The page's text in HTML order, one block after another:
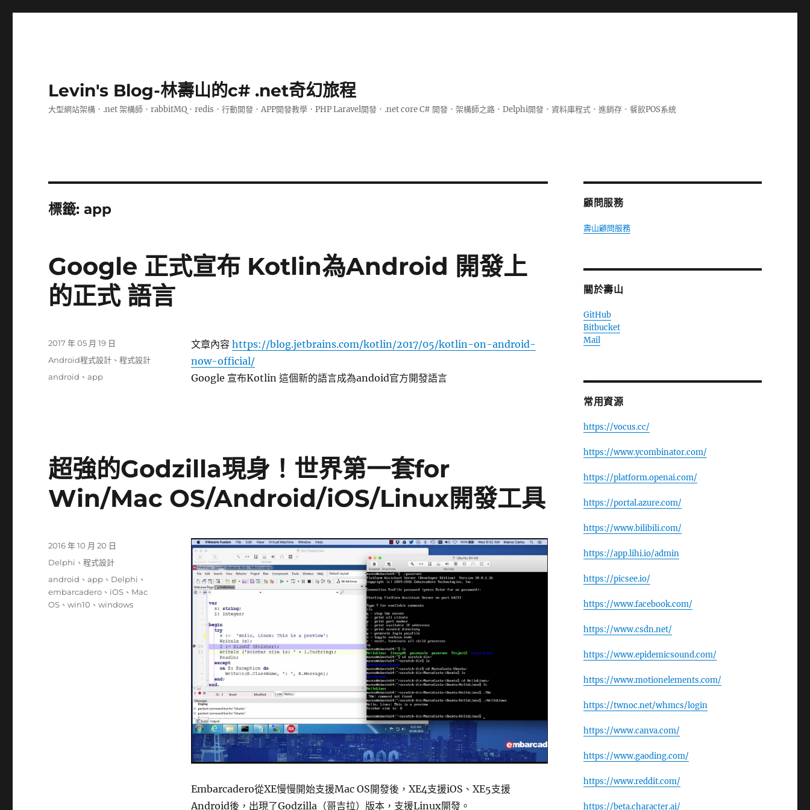
Levin's Blog-林壽山的c# .net奇幻旅程
大型網站架構．.net 架構師．rabbitMQ．redis．行動開發．APP開發教學．PHP Laravel開發．.net core C# 開發．架構師之路．Delphi開發．資料庫程式．進銷存．餐飲POS系統
標籤:app
Google 正式宣布 Kotlin為Android 開發上
的正式 語言
文章內容 https://blog.jetbrains.com/kotlin/2017/05/kotlin-on-android-
now-official/
Google 宣布Kotlin 這個新的語言成為andoid官方開發語言
發
期:
2017 年 05 月 19 日
分
Android程式設計 、程式設計
標
android 、app
超強的Godzilla現身！世界第一套for
Win/Mac OS/Android/iOS/Linux開發工具
Embarcadero從XE慢慢開始支援Mac OS開發後，XE4支援iOS、XE5支援
Android後，出現了Godzilla（哥吉拉）版本，支援Linux開發。
發
期:
2016 年 10 月 20 日
分
Delphi 、程式設計
標
籤
android 、app 、 Delphi 、
embarcadero 、 iOS 、 Mac
OS 、win10 、windows
顧問服務
壽山顧問服務
關於壽山
GitHub
Bitbucket
Mail
常用資源
https://vocus.cc/
https://www.ycombinator.com/
https://platform.openai.com/
https://portal.azure.com/
https://www.bilibili.com/
https://app.lihi.io/admin
https://picsee.io/
https://www.facebook.com/
https://www.csdn.net/
https://www.epidemicsound.com/
https://www.motionelements.com/
https://twnoc.net/whmcs/login
https://www.canva.com/
https://www.gaoding.com/
https://www.reddit.com/
https://beta.character.ai/